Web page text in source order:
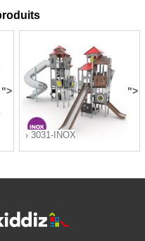
">
3031-INOX
">